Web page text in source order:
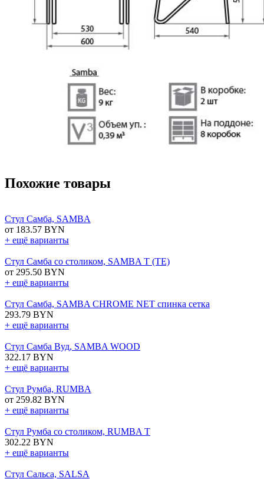
Похожие товары
Стул Самба, SAMBA
от 183.57 BYN
+ ещё варианты
Стул Самба со столиком, SAMBA T (TE)
от 295.50 BYN
+ ещё варианты
Стул Самба, SAMBA CHROME NET спинка сетка
293.79 BYN
+ ещё варианты
Стул Самба Вуд, SAMBA WOOD
322.17 BYN
+ ещё варианты
Стул Румба, RUMBA
от 259.82 BYN
+ ещё варианты
Стул Румба со столиком, RUMBA T
302.22 BYN
+ ещё варианты
Стул Сальса, SALSA